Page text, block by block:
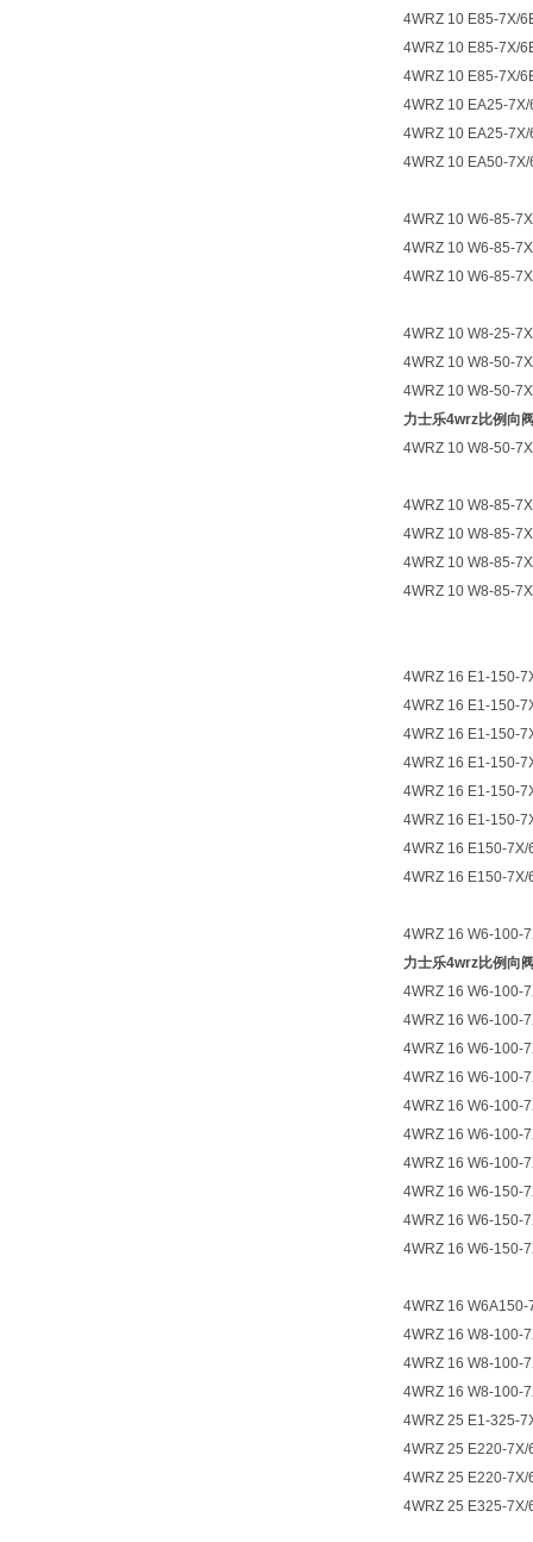
4WRZ 10 E85-7X/
4WRZ 10 E85-7X/
4WRZ 10 E85-7X/
4WRZ 10 EA25-
4WRZ 10 EA25-
4WRZ 10 EA50-
4WRZ 10 W6-85-
4WRZ 10 W6-85-
4WRZ 10 W6-85-
4WRZ 10 W8-25-
4WRZ 10 W8-50-
4WRZ 10 W8-50-
力士乐4wrz比例向
4WRZ 10 W8-50-
4WRZ 10 W8-85-
4WRZ 10 W8-85-
4WRZ 10 W8-85-
4WRZ 10 W8-85-
4WRZ 16 E1-150-
4WRZ 16 E1-150-
4WRZ 16 E1-150-
4WRZ 16 E1-150-
4WRZ 16 E1-150-
4WRZ 16 E1-150-
4WRZ 16 E150-7X/
4WRZ 16 E150-7X/
4WRZ 16 W6-100-
力士乐4wrz比例向
4WRZ 16 W6-100-
4WRZ 16 W6-100-
4WRZ 16 W6-100-
4WRZ 16 W6-100-
4WRZ 16 W6-100-
4WRZ 16 W6-100-
4WRZ 16 W6-100-
4WRZ 16 W6-150-
4WRZ 16 W6-150-
4WRZ 16 W6-150-
4WRZ 16 W6A150-
4WRZ 16 W8-100-
4WRZ 16 W8-100-
4WRZ 16 W8-100-
4WRZ 25 E1-325-
4WRZ 25 E220-7X/
4WRZ 25 E220-7X/
4WRZ 25 E325-7X/